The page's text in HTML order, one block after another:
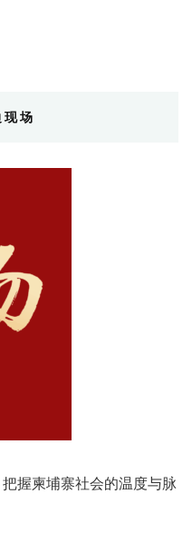
现场
握柬埔寨社会的温度与脉